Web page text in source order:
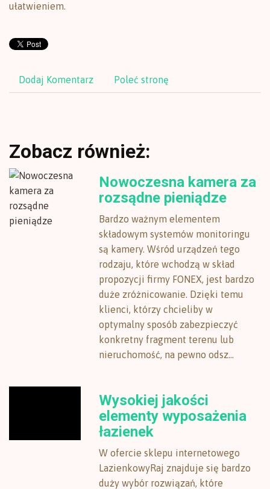
ułatwieniem.
Dodaj Komentarz Poleć stronę
Zobacz również:
Nowoczesna kamera za
rozsądne pieniądze
Bardzo ważnym elementem
składowym systemów monitoringu
są kamery. Wśród urządzeń tego
rodzaju, które wchodzą w skład
propozycji firmy FONEX, jest bardzo
duże zróżnicowanie. Dzięki temu
klienci, którzy chcieliby w
optymalny sposób zabezpieczyć
konkretny fragment terenu lub
nieruchomość, na pewno odsz...
Wysokiej jakości
elementy wyposażenia
łazienek
W ofercie sklepu internetowego
LazienkowyRaj znajduje się bardzo
duży wybór rozwiązań, które